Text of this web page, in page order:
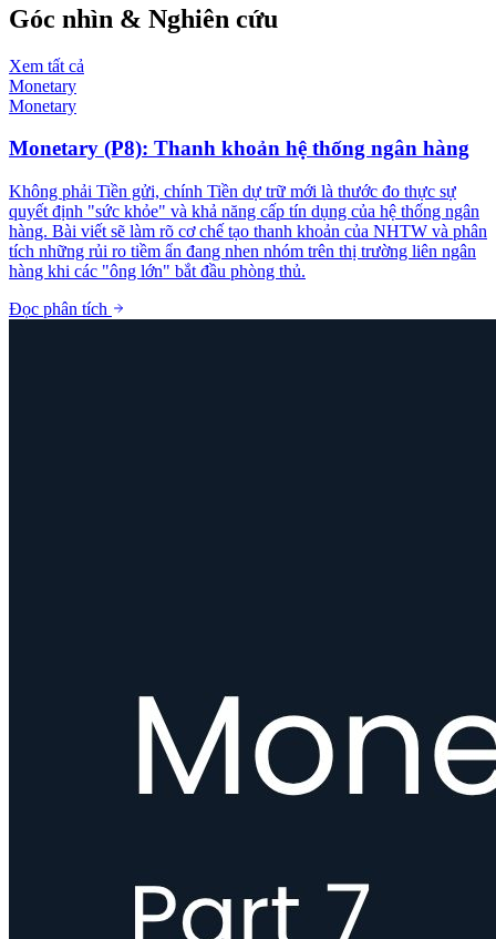
Góc nhìn & Nghiên cứu
Xem tất cả
Monetary
Monetary
Monetary (P8): Thanh khoản hệ thống ngân hàng
Không phải Tiền gửi, chính Tiền dự trữ mới là thước đo thực sự
quyết định "sức khỏe" và khả năng cấp tín dụng của hệ thống ngân
hàng. Bài viết sẽ làm rõ cơ chế tạo thanh khoản của NHTW và phân
tích những rủi ro tiềm ẩn đang nhen nhóm trên thị trường liên ngân
hàng khi các "ông lớn" bắt đầu phòng thủ.
Đọc phân tích